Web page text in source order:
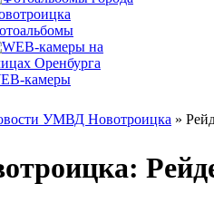
камеры
УМВД Новотроицка »